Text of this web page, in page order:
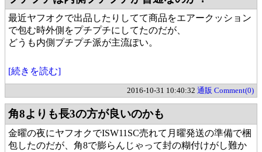
最近ヤフオクで出品したりしてて商品をエアークッション
で包む時外側をプチプチにしてたのだが、
どうも内側プチプチ派が主流ぽい。
[続きを読む]
2016-10-31 10:40:32 通販 Comment(0)
角8よりも長3の方が良いのかも
金曜の夜にヤフオクでISW11SC売れて月曜発送の準備で梱
包したのだが、角8で膨らんじゃって封の糊付けがし難か